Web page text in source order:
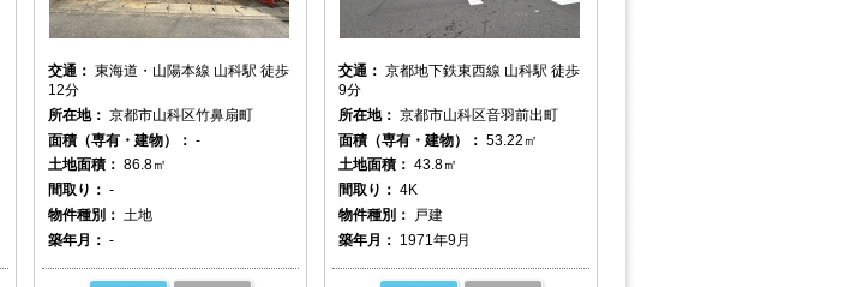
交通： 東海道・山陽本線 山科駅 徒歩
12分
所在地： 京都市山科区竹鼻扇町
面積（専有・建物）： -
土地面積： 86.8㎡
間取り： -
物件種別： 土地
築年月： -
交通： 京都地下鉄東西線 山科駅 徒歩
9分
所在地： 京都市山科区音羽前出町
面積（専有・建物）： 53.22㎡
土地面積： 43.8㎡
間取り： 4K
物件種別：
戸建
築年月： 1971年9月